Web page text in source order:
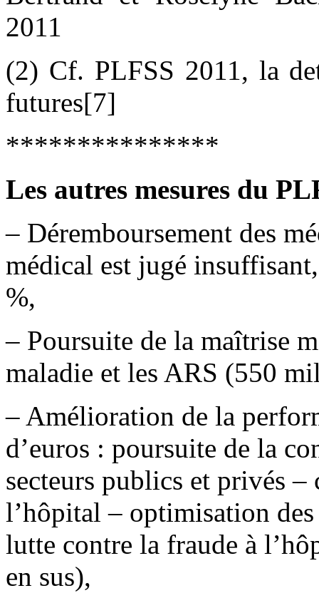
2011
(2) Cf. PLFSS 2011, la
futures[7]
***************
Les autres mesures du
– Déremboursement des
médical est jugé
%,
– Poursuite de la maîtrise
maladie et les ARS (550
– Amélioration de la
d’euros : poursuite de la
secteurs publics et privés –
l’hôpital – optimisation
lutte contre la fraude à
en sus),